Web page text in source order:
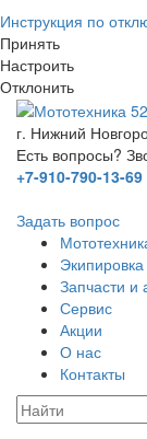
Инструкция по
Принять
Настроить
Отклонить
г. Нижний
Есть вопросы?
+7-910-790-13-69
Задать вопрос
Экипировка
Запчасти и
Сервис
Акции
О нас
Контакты